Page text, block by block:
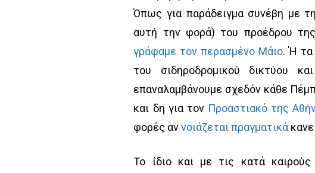
Όπως για παράδειγμα συνέβη με
αυτή την φορά) του προέδρου
γράφαμε τον περασμένο Μάιο. Ή τα
του σιδηροδρομικού δικτύου
επαναλαμβάνουμε σχεδόν κάθε
και δη για τον Προαστιακό της
φορές αννοιάζεται πραγματικά
Το ίδιο και με τις κατά